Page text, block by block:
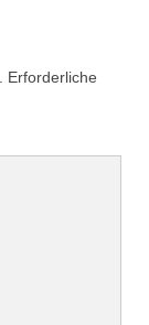
Erforderliche